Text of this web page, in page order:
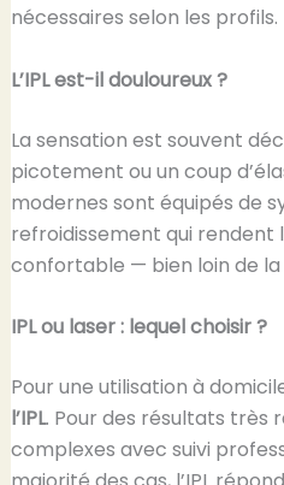
nécessaires selon les profils.
L’IPL est-il douloureux ?
La sensation est souvent
picotement ou un coup
modernes sont équipés de
refroidissement qui rendent
confortable — bien loin de la
IPL ou laser : lequel choisir ?
Pour une utilisation à
l’IPL. Pour des résultats très
complexes avec suivi